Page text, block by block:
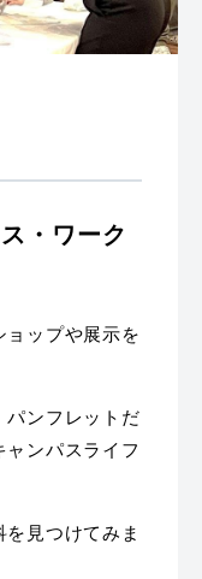
・ワーク
ップや展示を
ンフレットだ
ンパスライフ
見つけてみま